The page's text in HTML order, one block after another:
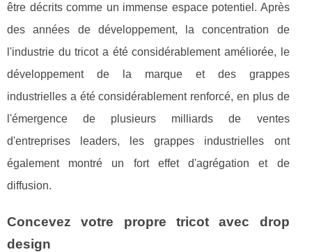
être décrits comme un immense espace potentiel. Après
des années de développement, la concentration de
l'industrie du tricot a été considérablement améliorée, le
développement de la marque et des grappes
industrielles a été considérablement renforcé, en plus de
l'émergence de plusieurs milliards de ventes
d'entreprises leaders, les grappes industrielles ont
également montré un fort effet d'agrégation et de
diffusion.
Concevez votre propre tricot avec drop
design